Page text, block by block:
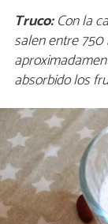
Truco:Con la
salen entre
absorbido los